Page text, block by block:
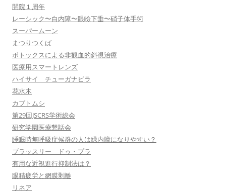
開院１周年
レーシック〜白内障〜眼瞼下垂〜硝子体手術
スーパームーン
まつりつくば
ボトックスによる非観血的斜視治療
医療用スマートレンズ
ハイサイ チューガナビラ
花水木
カブトムシ
第29回JSCRS学術総会
研究学園医療懇話会
睡眠時無呼吸症候群の人は緑内障になりやすい？
ブラッスリー ドゥ・プラ
有用な近視進行抑制法は？
眼精疲労と網膜剥離
リネア